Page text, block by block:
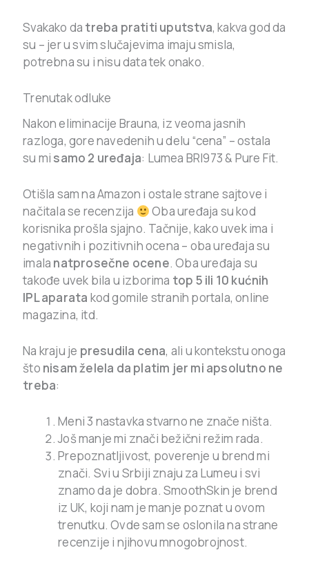
Svakako da treba pratiti uputstva, kakva god da
su – jer u svim slučajevima imaju smisla,
potrebna su i nisu data tek onako.
Trenutak odluke
Nakon eliminacije Brauna, iz veoma jasnih
razloga, gore navedenih u delu “cena” – ostala
su mi samo 2 uređaja: Lumea BRI973 & Pure Fit.
Otišla sam na Amazon i ostale strane sajtove i
načitala se recenzija
Oba uređaja su kod
korisnika prošla sjajno. Tačnije, kako uvek ima i
negativnih i pozitivnih ocena – oba uređaja su
imala natprosečne ocene. Oba uređaja su
takođe uvek bila u izborima top 5 ili 10 kućnih
IPL aparata kod gomile stranih portala, online
magazina, itd.
Na kraju je presudila cena, ali u kontekstu onoga
što nisam želela da platim jer mi apsolutno ne
treba:
Meni 3 nastavka stvarno ne znače ništa.
Još manje mi znači bežični režim rada.
Prepoznatljivost, poverenje u brend mi
znači. Svi u Srbiji znaju za Lumeu i svi
znamo da je dobra. SmoothSkin je brend
iz UK, koji nam je manje poznat u ovom
trenutku. Ovde sam se oslonila na strane
recenzije i njihovu mnogobrojnost.